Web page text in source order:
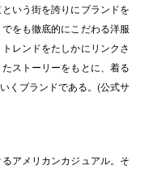
いう街を誇りにブランドを
をも徹底的にこだわる洋服
レンドをたしかにリンクさ
ストーリーをもとに、着る
くブランドである。(公式サ
アメリカンカジュアル。そ